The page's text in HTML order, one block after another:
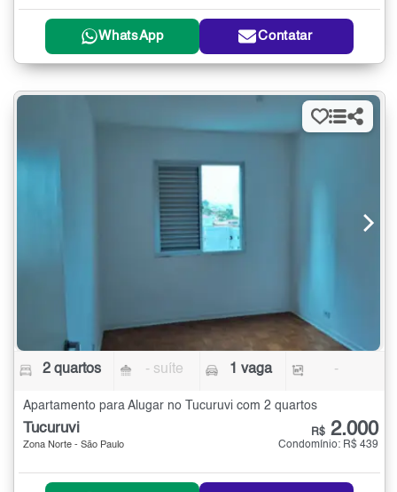
WhatsApp Contatar
2 quartos - suíte 1 vaga -
Apartamento para Alugar no Tucuruvi com 2 quartos
Tucuruvi
Zona Norte - São Paulo
R$ 2.000
Condomínio: R$ 439